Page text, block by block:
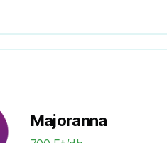
Majoranna